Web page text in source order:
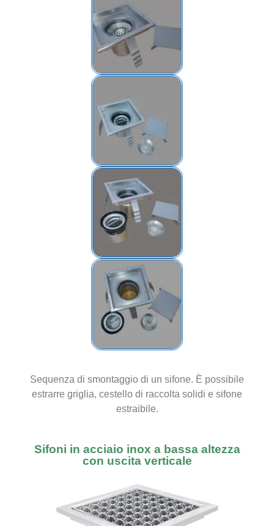
Sequenza di smontaggio di un sifone. È possibile
estrarre griglia, cestello di raccolta solidi e sifone
estraibile.
Sifoni in acciaio inox a bassa altezza
con uscita verticale